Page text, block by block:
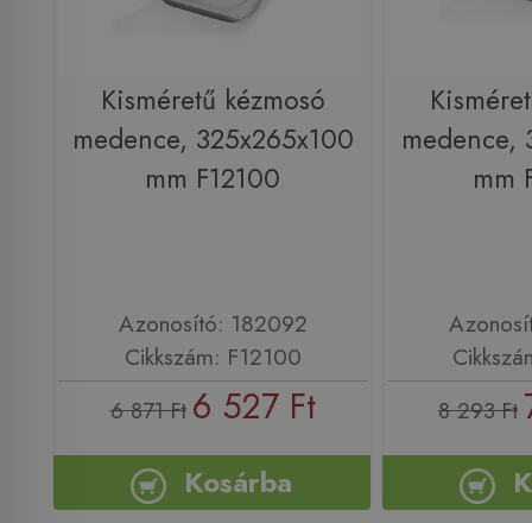
Kisméretű kézmosó
medence, 325x265x100
mm F12100
Azonosító: 182092
Cikkszám: F12100
6 871 Ft 6 527 Ft
Kosárba
medence,
mm
8 293 Ft